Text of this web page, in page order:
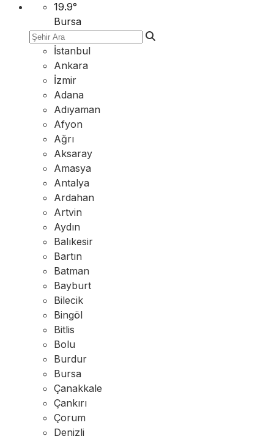
19.9°
Bursa
İstanbul
Ankara
İzmir
Adana
Adıyaman
Afyon
Ağrı
Aksaray
Amasya
Antalya
Ardahan
Artvin
Aydın
Balıkesir
Bartın
Batman
Bayburt
Bilecik
Bingöl
Bitlis
Bolu
Burdur
Bursa
Çanakkale
Çankırı
Çorum
Denizli